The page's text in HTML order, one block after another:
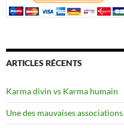
ARTICLES RÉCENTS
Karma divin vs Karma humain
Une des mauvaises associations